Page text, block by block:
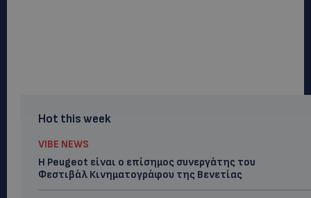
Hot this week
VIBE NEWS
Η Peugeot είναι ο επίσημος συνεργάτης του
Φεστιβάλ Κινηματογράφου της Βενετίας